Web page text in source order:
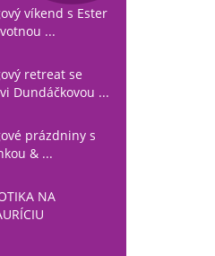
víkend s Ester
...
retreat se
Dundáčkovou ...
prázdniny s
& ...
NA